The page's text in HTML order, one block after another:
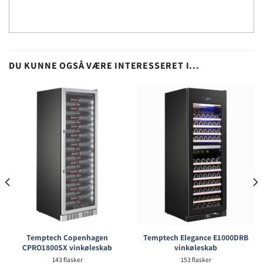
DU KUNNE OGSÅ VÆRE INTERESSERET I...
Temptech Copenhagen
CPRO1800SX vinkøleskab
143 flasker
Temptech Elegance E1000DRB
vinkøleskab
153 flasker